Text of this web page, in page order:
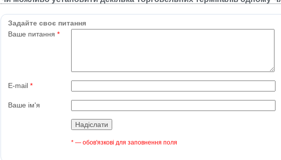
Задайте своє питання
Ваше питання *
E-mail *
Ваше ім'я
* — обов'язкові для заповнення поля